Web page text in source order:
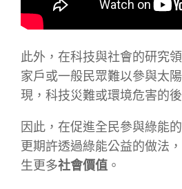
此外，在科技與社會的研究
家戶或一般民眾難以參與太
現，科技災難或環境危害的
因此，在促進全民參與綠能
更期許透過綠能公益的做法，
生更多社會價值 。